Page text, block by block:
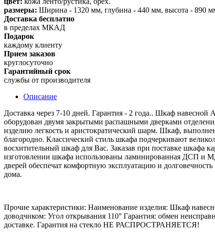
размеры: Ширина - 1320 мм, глубина - 440 мм, высота - 890
Доставка бесплатно
в пределах МКАД
Подарок
каждому клиенту
Прием заказов
круглосуточно
Гарантийный срок
службы от производителя
Описание
Доставка через 7-10 дней. Гарантия - 2 года.. Шкаф
оборудован двумя закрытыми распашными дверками
изделию легкость и аристократический шарм. Шкаф,
благородно. Классический стиль шкафа подчеркивают
восхитительный шкаф для Вас. Заказав при поставке шкафа
изготовлении шкафа использованы ламинированная ДСП и
дверей обеспечат комфортную эксплуатацию и
дома.
Прочие характеристики: Наименование изделия: Шкаф
доводчиком: Угол открывания 110° Гарантия: обмен
доставке. Гарантия на стекло НЕ РАСПРОСТРАНЯЕТСЯ!